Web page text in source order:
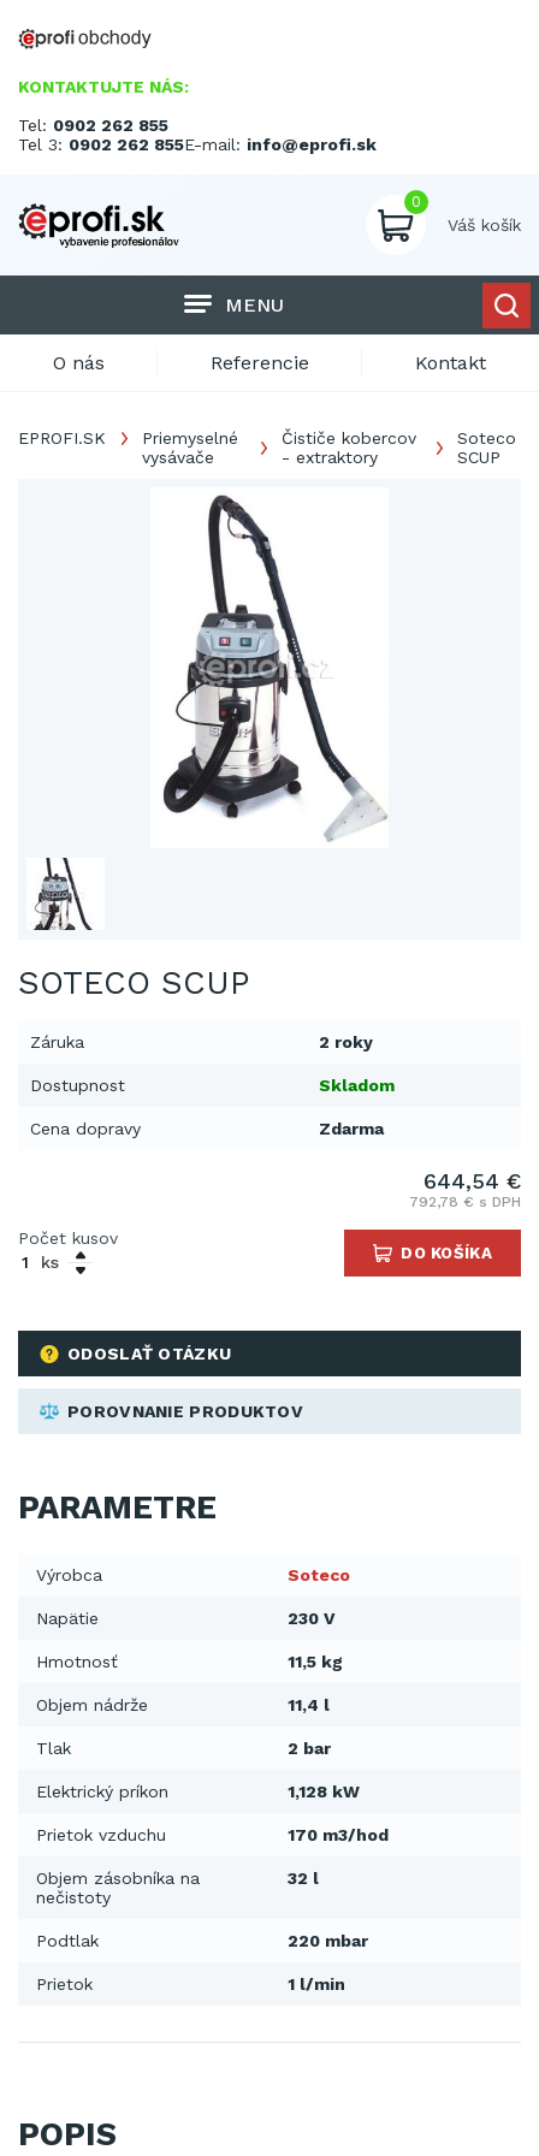
KONTAKTUJTE NÁS:
Tel: 0902 262 855
Tel 3: 0902 262 855E-mail: info@eprofi.sk
0
Váš košík
MENU
O nás Referencie Kontakt
EPROFI.SK
Priemyselné
vysávače
Čističe kobercov
- extraktory
Soteco
SCUP
SOTECO SCUP
Záruka 2 roky
Dostupnost Skladom
Cena dopravy Zdarma
ODOSLAŤ OTÁZKU
POROVNANIE PRODUKTOV
644,54 €
792,78 € s DPH
Počet kusov
ks
DO KOŠÍKA
PARAMETRE
Výrobca Soteco
Napätie 230 V
Hmotnosť 11,5 kg
Objem nádrže 11,4 l
Tlak 2 bar
Elektrický príkon 1,128 kW
Prietok vzduchu 170 m3/hod
Objem zásobníka na
nečistoty
32 l
Podtlak 220 mbar
Prietok 1 l/min
POPIS